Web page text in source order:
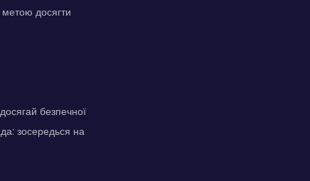
метою досягти
безпечної
зосередься на